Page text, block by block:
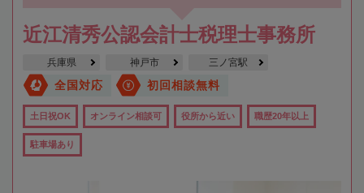
近江清秀公認会計士税理士事務所
兵庫県 神戸市 三ノ宮駅
全国対応 初回相談無料
土日祝OK オンライン相談可 役所から近い 職歴20年以上
駐車場あり